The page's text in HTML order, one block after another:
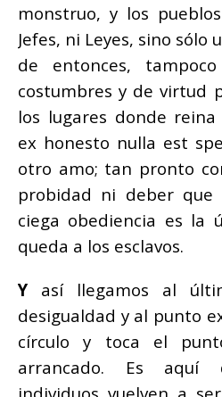
monstruo, y los
Jefes, ni Leyes, sino
de entonces,
costumbres y de virtud
los lugares donde
ex honesto nulla est
otro amo; tan pronto
probidad ni deber que
ciega obediencia es la
queda a los esclavos.
Y así llegamos al
desigualdad y al punto
círculo y toca el
arrancado. Es aquí